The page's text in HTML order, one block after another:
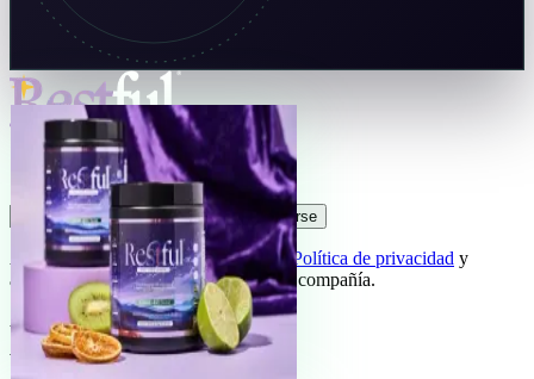
Suscríbete
Suscribirse
Al registrarte estas aceptando nuestra Política de privacidad y
aceptas recibir información de nuestra compañía.
Atención al cliente
WhatsApp / Tel: +57 314 7018895